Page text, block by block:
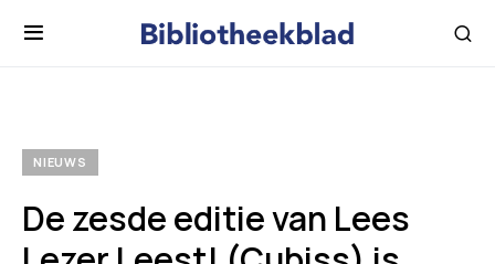
NIEUWS
De zesde editie van Lees